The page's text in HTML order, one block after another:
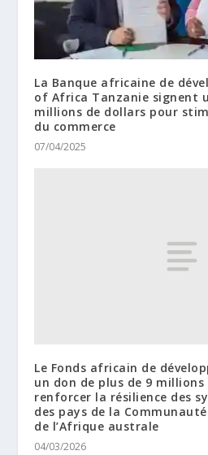
La Banque africaine de
of Africa Tanzanie signent
millions de dollars pour
du commerce
07/04/2025
Le Fonds africain de
un don de plus de 9
renforcer la résilience des
des pays de la
de l’Afrique australe
04/03/2026